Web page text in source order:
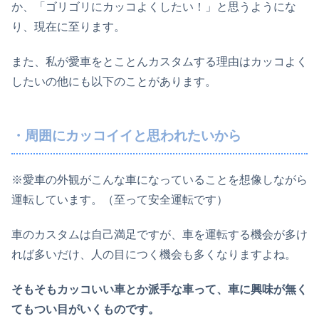
か、「ゴリゴリにカッコよくしたい！」と思うようにな
り、現在に至ります。
また、私が愛車をとことんカスタムする理由はカッコよく
したいの他にも以下のことがあります。
・周囲にカッコイイと思われたいから
※愛車の外観がこんな車になっていることを想像しながら
運転しています。（至って安全運転です）
車のカスタムは自己満足ですが、車を運転する機会が多け
れば多いだけ、人の目につく機会も多くなりますよね。
そもそもカッコいい車とか派手な車って、車に興味が無く
てもつい目がいくものです。